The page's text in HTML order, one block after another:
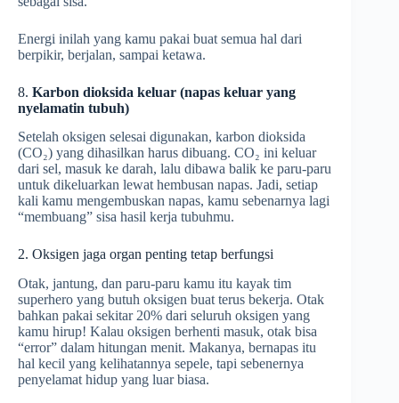
Energi inilah yang kamu pakai buat semua hal dari
berpikir, berjalan, sampai ketawa.
8. Karbon dioksida keluar (napas keluar yang
nyelamatin tubuh)
Setelah oksigen selesai digunakan, karbon dioksida
(CO₂) yang dihasilkan harus dibuang. CO₂ ini keluar
dari sel, masuk ke darah, lalu dibawa balik ke paru-paru
untuk dikeluarkan lewat hembusan napas. Jadi, setiap
kali kamu mengembuskan napas, kamu sebenarnya lagi
“membuang” sisa hasil kerja tubuhmu.
2. Oksigen jaga organ penting tetap berfungsi
Otak, jantung, dan paru-paru kamu itu kayak tim
superhero yang butuh oksigen buat terus bekerja. Otak
bahkan pakai sekitar 20% dari seluruh oksigen yang
kamu hirup! Kalau oksigen berhenti masuk, otak bisa
“error” dalam hitungan menit. Makanya, bernapas itu
hal kecil yang kelihatannya sepele, tapi sebenernya
penyelamat hidup yang luar biasa.